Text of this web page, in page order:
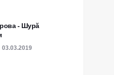
- Шурă
03.03.2019